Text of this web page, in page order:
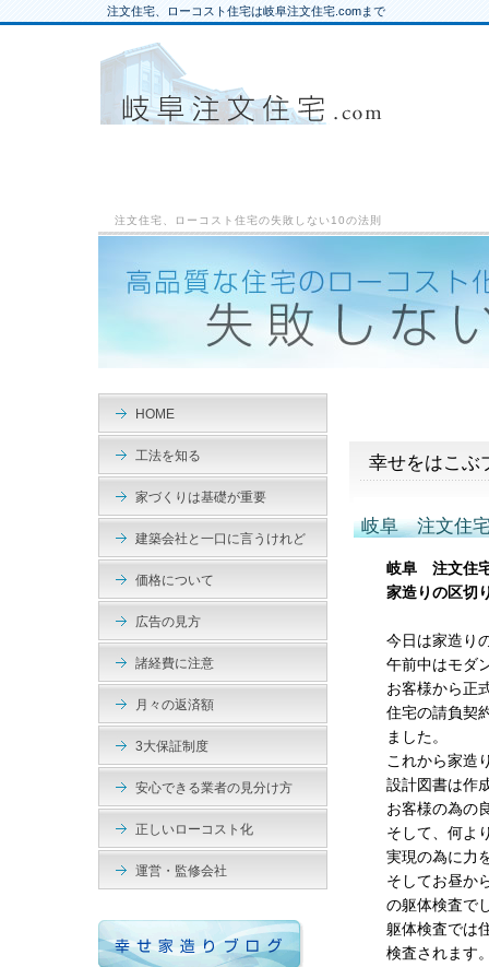
注文住宅、ローコスト住宅は岐阜注文住宅.comまで
注文住宅、ローコスト住宅の失敗しない10の法則
幸せをはこぶ
岐阜 注文住
岐阜 注文住
家造りの区切
今日は家造り
午前中はモダ
お客様から正
住宅の請負契
ました。
これから家造
設計図書は作
お客様の為の
そして、何よ
実現の為に力
そしてお昼か
の躯体検査で
躯体検査では
検査されます
HOME
工法を知る
家づくりは基礎が重要
建築会社と一口に言うけれど
価格について
広告の見方
諸経費に注意
月々の返済額
3大保証制度
安心できる業者の見分け方
正しいローコスト化
運営・監修会社